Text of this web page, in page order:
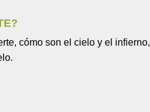
cómo son el cielo y el infierno,